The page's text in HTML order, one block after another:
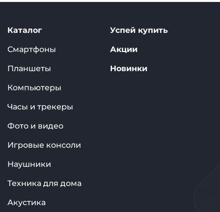
Каталог
Смартфоны
Планшеты
Компьютеры
Часы и трекеры
Фото и видео
Игровые консоли
Наушники
Техника для дома
Акустика
Успей купить
Акции
Новинки